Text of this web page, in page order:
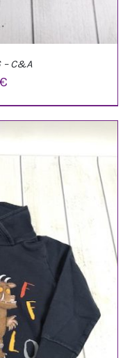
DETAILS
– C&A
€